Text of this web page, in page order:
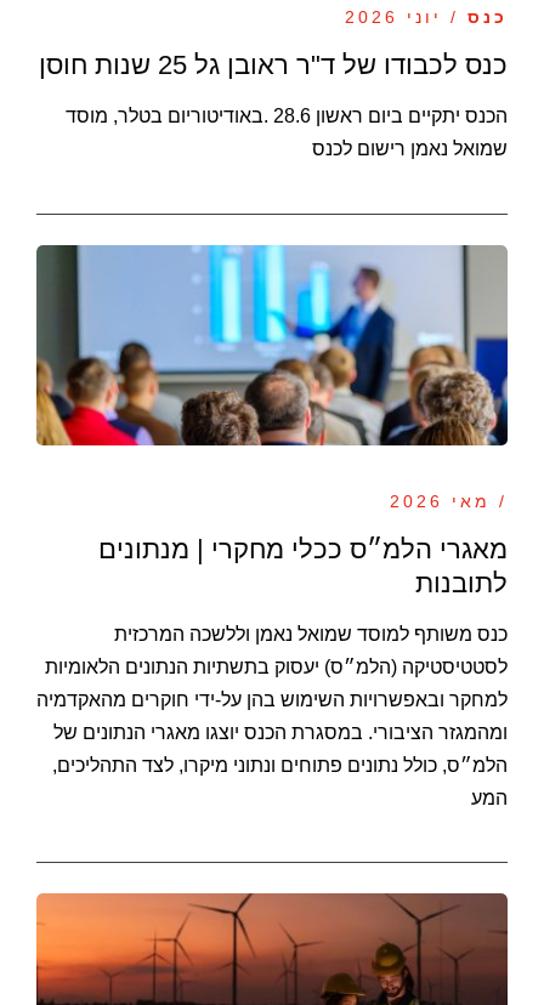
כנס / יוני 2026
כנס לכבודו של ד"ר ראובן גל 25 שנות חוסן
הכנס יתקיים ביום ראשון 28.6 .באודיטוריום בטלר, מוסד
שמואל נאמן רישום לכנס
/ מאי 2026
מאגרי הלמ״ס ככלי מחקרי | מנתונים
לתובנות
כנס משותף למוסד שמואל נאמן וללשכה המרכזית
לסטטיסטיקה (הלמ״ס) יעסוק בתשתיות הנתונים הלאומיות
למחקר ובאפשרויות השימוש בהן על-ידי חוקרים מהאקדמיה
ומהמגזר הציבורי. במסגרת הכנס יוצגו מאגרי הנתונים של
הלמ״ס, כולל נתונים פתוחים ונתוני מיקרו, לצד התהליכים,
המע